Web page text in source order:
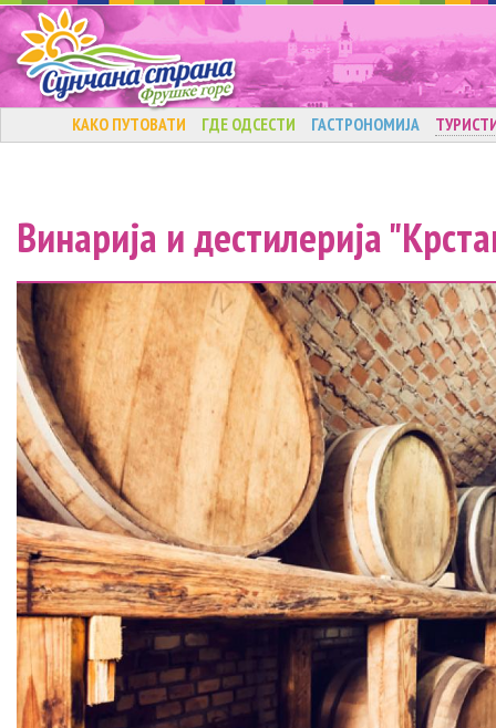
КАКО ПУТОВАТИ ГДЕ ОДСЕСТИ ГАСТРОНОМИЈА
Винарија и дестилерија